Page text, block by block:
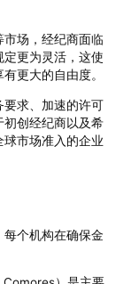
场，经纪商面临
更为灵活，这使
更大的自由度。
要求、加速的许可
初创经纪商以及希
市场准入的企业
个机构在确保金